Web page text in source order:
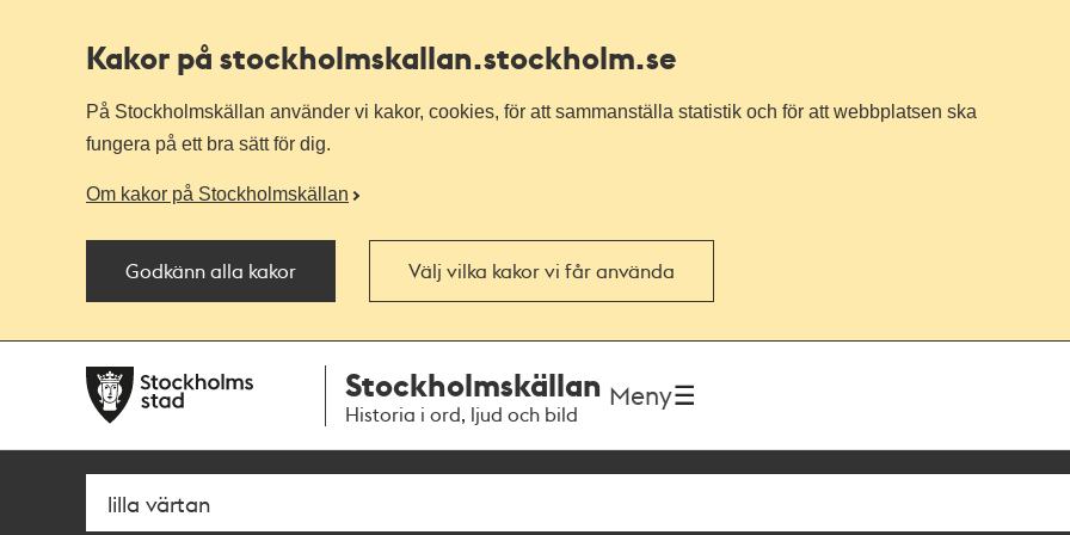
Kakor på stockholmskallan.stockholm.se
På Stockholmskällan använder vi kakor, cookies, för att sammanställa statistik och för att webbplatsen ska
fungera på ett bra sätt för dig.
Om kakor på Stockholmskällan
Godkänn alla kakor Välj vilka kakor vi får använda
navigationen
huvudinnehållet
Stockholmskällan
Historia i ord, ljud och bild
Meny
Sök